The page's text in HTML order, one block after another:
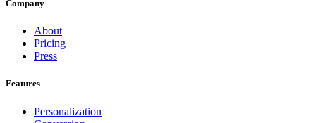
Company
About
Pricing
Press
Features
Personalization